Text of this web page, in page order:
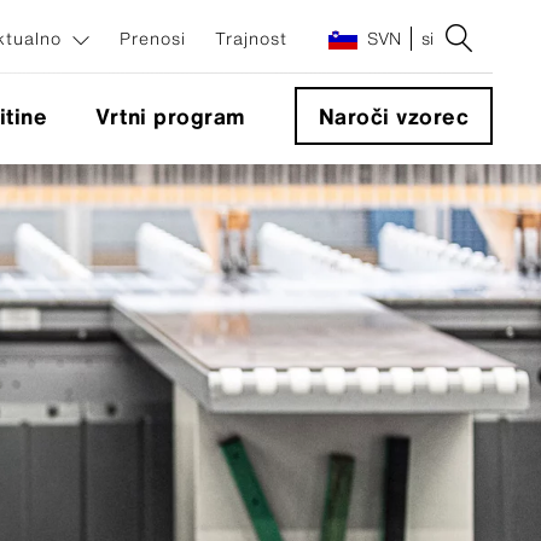
Prenosi Trajnost SVN si
Vrtni program Naroči vzorec